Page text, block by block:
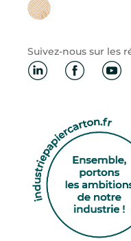
Suivez-nous sur les